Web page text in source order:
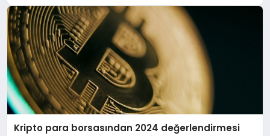
Kripto para borsasından 2024 değerlendirmesi